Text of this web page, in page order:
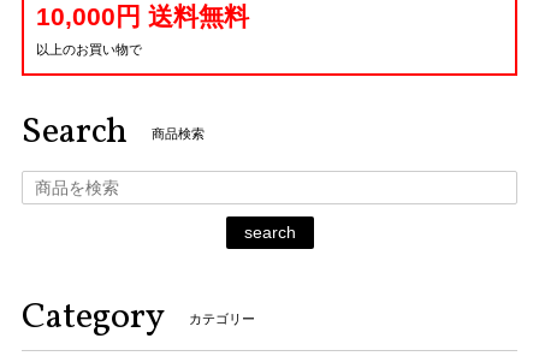
10,000円 送料無料
以上のお買い物で
Search 商品検索
search
Category カテゴリー